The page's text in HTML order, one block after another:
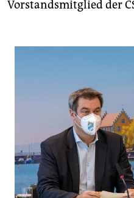
Vorstandsmitglied der